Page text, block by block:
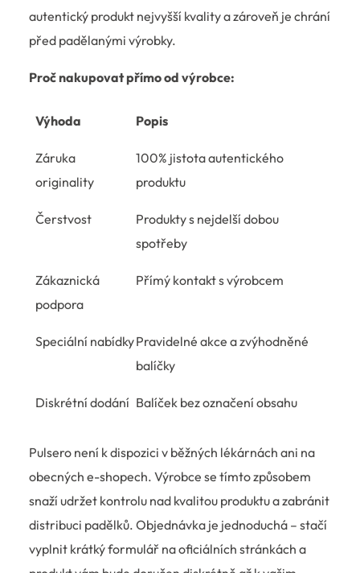
autentický produkt nejvyšší kvality a zároveň je chrání
před padělanými výrobky.
Proč nakupovat přímo od výrobce:
Výhoda Popis
Záruka
originality
100% jistota autentického
produktu
Čerstvost
Produkty s nejdelší dobou
spotřeby
Zákaznická
podpora
Přímý kontakt s výrobcem
Speciální nabídkyPravidelné akce a zvýhodněné
balíčky
Diskrétní dodání Balíček bez označení obsahu
Pulsero není k dispozici v běžných lékárnách ani na
obecných e-shopech. Výrobce se tímto způsobem
snaží udržet kontrolu nad kvalitou produktu a zabránit
distribuci padělků. Objednávka je jednoduchá – stačí
vyplnit krátký formulář na oficiálních stránkách a